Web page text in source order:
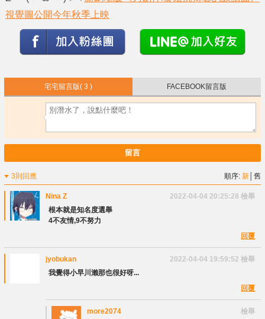
視覺圖公開今年秋季上映
宅宅留言版( 3 ) FACEBOOK留言版
留言
3則回應 順序:新 │舊
Nina Z 2022-04-04 20:25:28 檢舉
根本就是知名度選舉
4不友情,9不努力
回覆
jyobukan 2022-04-04 19:59:52 檢舉
我覺得小早川瀨那也很好呀...
回覆
more2074
檢舉